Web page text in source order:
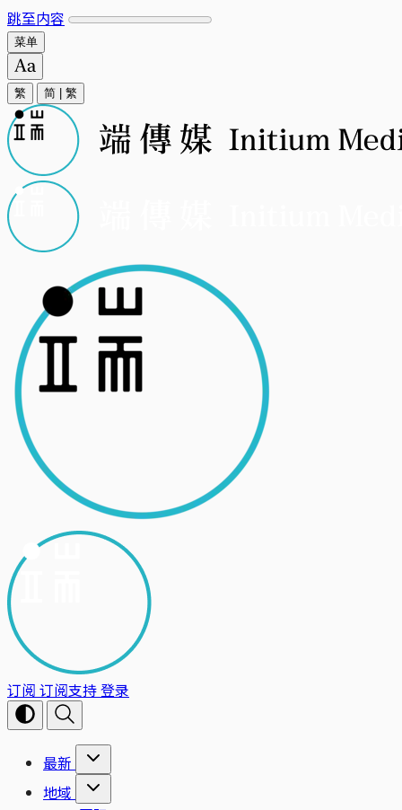
跳至内容
菜单
繁 简 繁
订阅 订阅支持登录
最新
地域